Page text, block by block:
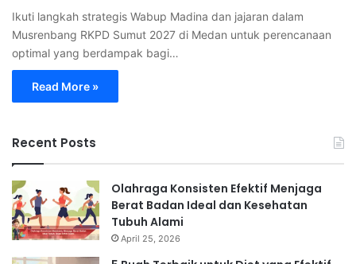
Ikuti langkah strategis Wabup Madina dan jajaran dalam
Musrenbang RKPD Sumut 2027 di Medan untuk perencanaan
optimal yang berdampak bagi…
Read More »
Recent Posts
Olahraga Konsisten Efektif Menjaga
Berat Badan Ideal dan Kesehatan
Tubuh Alami
April 25, 2026